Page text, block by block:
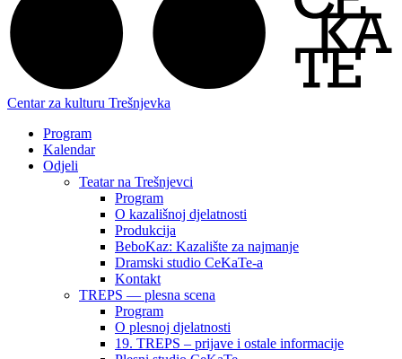
Centar za kulturu Trešnjevka
Program
Kalendar
Odjeli
Teatar na Trešnjevci
Program
O kazališnoj djelatnosti
Produkcija
BeboKaz: Kazalište za najmanje
Dramski studio CeKaTe-a
Kontakt
TREPS — plesna scena
Program
O plesnoj djelatnosti
19. TREPS – prijave i ostale informacije